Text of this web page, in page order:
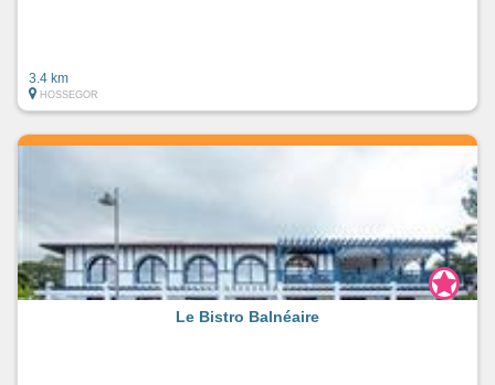
3.4 km
HOSSEGOR
Le Bistro Balnéaire